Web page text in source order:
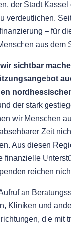
der Stadt Kassel
verdeutlichen.
– für
aus dem
sichtbar
der stark
wir Menschen
Zeit
Aus diesen
finanzielle
reichen
an
Kliniken und
die mit